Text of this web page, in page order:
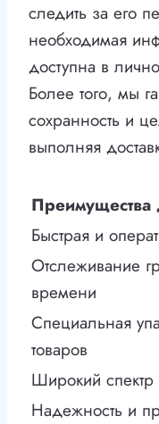
следить за его
необходимая
доступна в
Более того, мы
сохранность и
выполняя
Преимущества
Быстрая и
Отслеживание
времени
Специальная
товаров
Широкий спектр
Надежность и